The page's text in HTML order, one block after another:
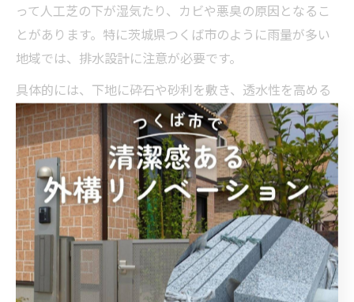
って人工芝の下が湿気たり、カビや悪臭の原因となるこ
とがあります。特に茨城県つくば市のように雨量が多い
地域では、排水設計に注意が必要です。
具体的には、下地に砕石や砂利を敷き、透水性を高める
ことで雨水の流れをスムーズにします。また、地形に合
わせて水勾配を確保し、排水口や側溝への流れ道を設け
ましょう。人工芝自体も透水性タイプを選ぶことで、水
はけをさらに良くすることが可能です。
排水対策を怠ると、施工後に「水溜まりができてしまっ
た」「芝の下がぬかるんでしまった」という失敗例も多
く見られます。業者選びの際は、排水対策の実績や提案
内容をよく確認し、必要に応じて現地調査を依頼すると